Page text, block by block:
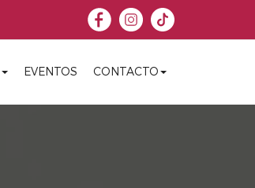
EVENTOS CONTACTO